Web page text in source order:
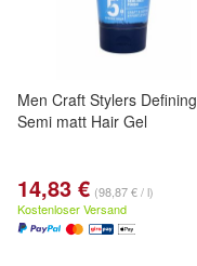
Men Craft Stylers Defining
Semi matt Hair Gel
14,83 € (98,87 € / l)
Kostenloser Versand